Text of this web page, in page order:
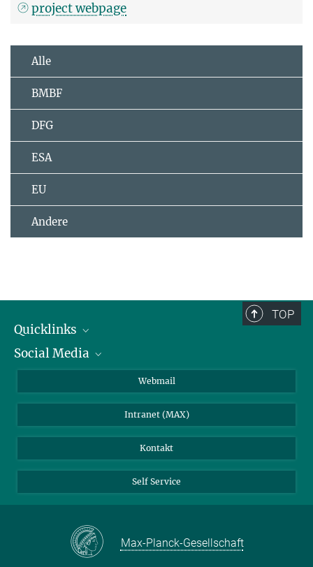
project webpage
Alle
BMBF
DFG
ESA
EU
Andere
TOP
Quicklinks
IMPRS Graduiertenschule
Wetterstation
Social Media
BlueSky
Webmail
Intranet (MAX)
Kontakt
Self Service
Max-Planck-Gesellschaft